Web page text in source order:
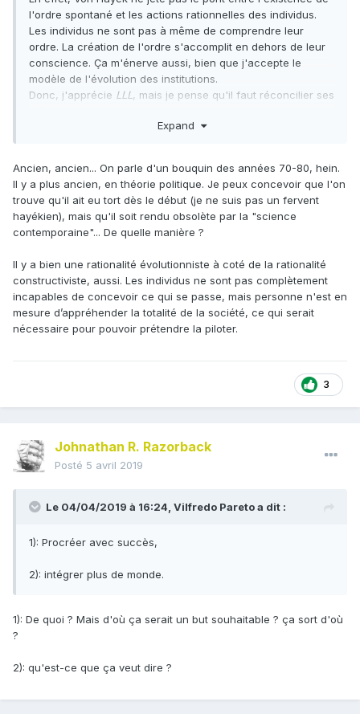
l'ordre spontané et les actions rationnelles des individus.
Les individus ne sont pas à même de comprendre leur
ordre. La création de l'ordre s'accomplit en dehors de leur
conscience. Ça m'énerve aussi, bien que j'accepte le
modèle de l'évolution des institutions.
Donc, j'apprécie LLL, mais je pense qu'il faut réconcilier ses
contenu d'un livre ancien n'est jamais actuel.
Expand
Ancien, ancien... On parle d'un bouquin des années 70-80, hein.
Il y a plus ancien, en théorie politique. Je peux concevoir que l'on
trouve qu'il ait eu tort dès le début (je ne suis pas un fervent
hayékien), mais qu'il soit rendu obsolète par la "science
contemporaine"... De quelle manière ?
Il y a bien une rationalité évolutionniste à coté de la rationalité
constructiviste, aussi. Les individus ne sont pas complètement
incapables de concevoir ce qui se passe, mais personne n'est en
mesure d’appréhender la totalité de la société, ce qui serait
nécessaire pour pouvoir prétendre la piloter.
3
Johnathan R. Razorback
Posté 5 avril 2019
Le 04/04/2019 à 16:24, Vilfredo Paretoa dit :
1): Procréer avec succès,
2): intégrer plus de monde.
1): De quoi ? Mais d'où ça serait un but souhaitable ? ça sort d'où
?
2): qu'est-ce que ça veut dire ?